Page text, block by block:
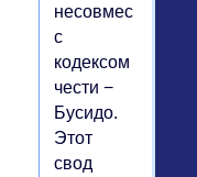
несовместимым
с
кодексом
чести −
Бусидо.
Этот
свод